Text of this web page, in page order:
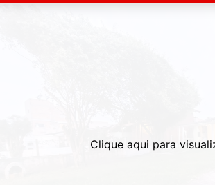
Clique aqui para